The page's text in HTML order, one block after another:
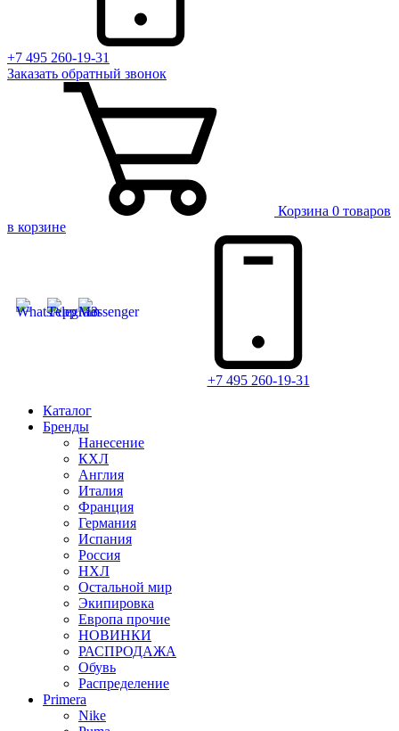
+7 495 260-19-31
Заказать обратный звонок
Корзина 0 товаров
в корзине
+7 495 260-19-31
Каталог
Бренды
Нанесение
КХЛ
Англия
Италия
Франция
Германия
Испания
Россия
НХЛ
Остальной мир
Экипировка
Европа прочие
НОВИНКИ
РАСПРОДАЖА
Обувь
Распределение
Primera
Nike